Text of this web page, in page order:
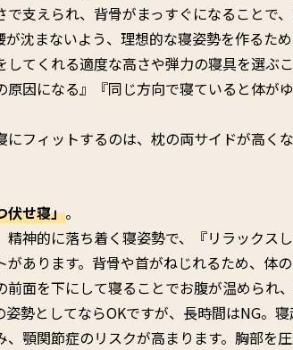
で支えられ、背骨がまっすぐになることで
が沈まないよう、理想的な寝姿勢を作るた
してくれる適度な高さや弾力の寝具を選ぶ
原因になる』『同じ方向で寝ていると体が
にフィットするのは、枕の両サイドが高く
伏せ寝」。
精神的に落ち着く寝姿勢で、『リラックス
があります。背骨や首がねじれるため、体
前面を下にして寝ることでお腹が温められ
姿勢としてならOKですが、長時間はNG。
、顎関節症のリスクが高まります。胸部を